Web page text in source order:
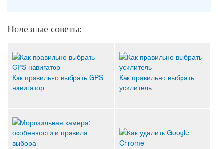
Полезные советы:
Как правильно выбрать GPS
навигатор
Как правильно выбрать
усилитель